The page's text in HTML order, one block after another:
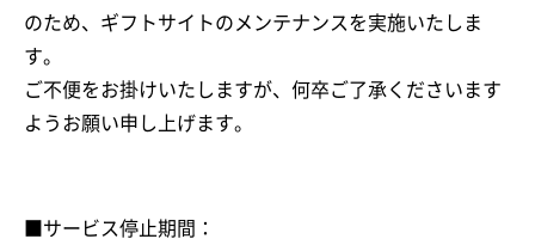
のため、ギフトサイトのメンテナンスを実施いたしま
す。
ご不便をお掛けいたしますが、何卒ご了承くださいます
ようお願い申し上げます。
■サービス停止期間：